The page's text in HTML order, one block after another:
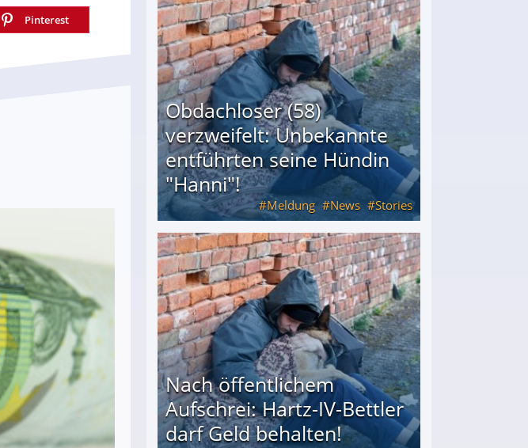
Pinterest
behindert zur Welt: Suff-Mutter freigesprochen!
Obdachloser (58)
verzweifelt: Unbekannte
entführten seine Hündin
"Hanni"!
Meldung News Stories
Unbekannte entführten seine Hündin "Hanni"!
Nach öffentlichem
Aufschrei: Hartz-IV-Bettler
darf Geld behalten!